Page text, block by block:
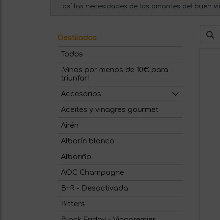
así las necesidades de los amantes del buen
Destilados
Todos
¡Vinos por menos de 10€ para
triunfar!
Accesorios
Aceites y vinagres gourmet
Airén
Albarín blanco
Albariño
AOC Champagne
B+R - Desactivada
Bitters